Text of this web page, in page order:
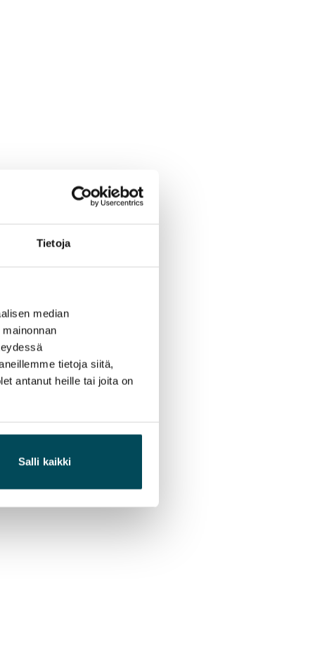
Tietoja
median
tietoja siitä,
antanut heille tai joita on
Salli kaikki